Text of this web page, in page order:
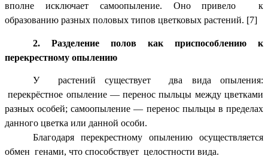
вполне исключает самоопыление. Оно привело к
образованию разных половых типов цветковых растений. [7]
2. Разделение полов как приспособлению к
перекрестному опылению
У растений существует два вида опыления:
перекрёстное опыление — перенос пыльцы между цветками
разных особей; самоопыление — перенос пыльцы в пределах
данного цветка или данной особи.
Благодаря перекрестному опылению осуществляется
обмен генами, что способствует целостности вида.